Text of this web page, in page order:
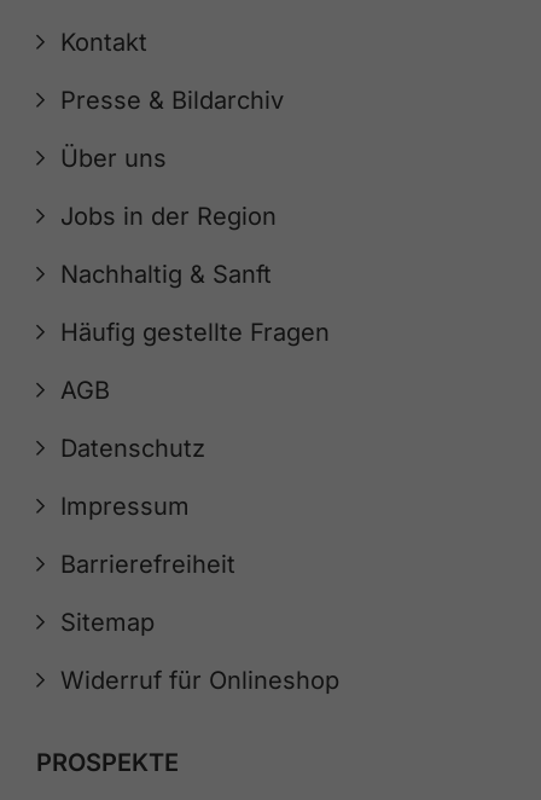
Kontakt
Presse & Bildarchiv
Über uns
Jobs in der Region
Nachhaltig & Sanft
Häufig gestellte Fragen
AGB
Datenschutz
Impressum
Barrierefreiheit
Sitemap
Widerruf für Onlineshop
PROSPEKTE